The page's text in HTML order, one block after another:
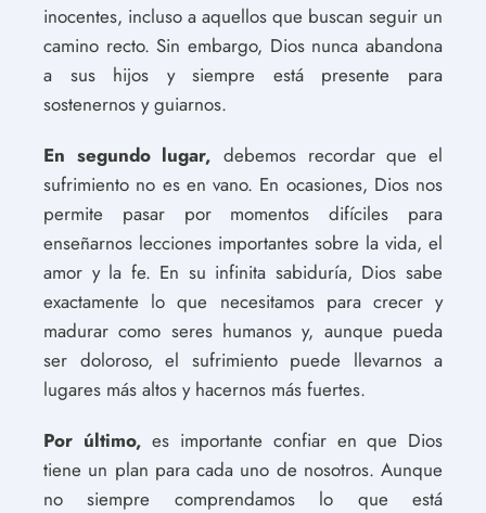
inocentes, incluso a aquellos que buscan seguir un
camino recto. Sin embargo, Dios nunca abandona
a sus hijos y siempre está presente para
sostenernos y guiarnos.
En segundo lugar, debemos recordar que el
sufrimiento no es en vano. En ocasiones, Dios nos
permite pasar por momentos difíciles para
enseñarnos lecciones importantes sobre la vida, el
amor y la fe. En su infinita sabiduría, Dios sabe
exactamente lo que necesitamos para crecer y
madurar como seres humanos y, aunque pueda
ser doloroso, el sufrimiento puede llevarnos a
lugares más altos y hacernos más fuertes.
Por último, es importante confiar en que Dios
tiene un plan para cada uno de nosotros. Aunque
no siempre comprendamos lo que está